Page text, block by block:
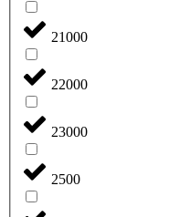
21000
22000
23000
2500